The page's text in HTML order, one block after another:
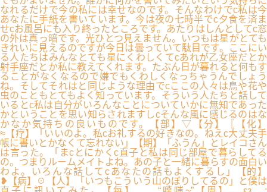
なれるだけで今の私には幸せなのです。そんなわけでc私は今
あなたに手紙を書いています。今は夜の七時半でc夕食を済ま
せcお風呂にも入り終ったところです。あたりはしんとしてc窓
の外は真っ暗です。光ひとつ見えません。いつもは星がとても
きれいに見えるのですが今日は曇っていて駄目です。ここにい
る人たちはみんなとても星にくわしくてcあれが乙女座だとか
射手座だとか私に教えてくれます。たぶん日が暮れると何もす
ることがなくなるので嫌でもくわしくなっちゃうんでしょう
ね。そしてそれはと同じような理由でcここの人々は鳥や花や
虫のこともとてもよく知っています。そういう人たちと話して
いるとc私は自分がいろんなことについていかに無知であった
かということを思い知らされますしcそんな風に感じるのはな
かなか気持ちの良いものです。【部】▽【分】〖【化】
≈【疗】「いいのよ。私cお礼するの好きなの。ねえc大丈夫手
帳に書いとかなくて忘れない」【期】「ふうん」とレイコさん
は言った。「まcとにかくc直子と私は同じ部屋で暮らしてる
の。つまりルームメイトよね。あの子と一緒に暮らすの面白い
わよ。いろんな話してcあなたの話もよくするし」【的】
❥【病】☉【人】「いつもこういう山のぼりしてるの」と僕は